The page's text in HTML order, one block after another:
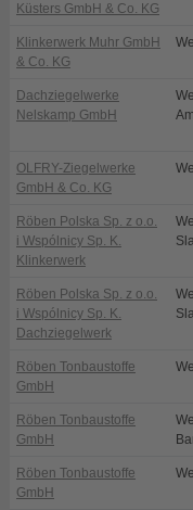
Küsters GmbH & Co. KG
Klinkerwerk Muhr GmbH
& Co. KG
Dachziegelwerke
Nelskamp GmbH
OLFRY-Ziegelwerke
GmbH & Co. KG
Röben Polska Sp. z o.o.
i Wspólnicy Sp. K.
Klinkerwerk
Röben Polska Sp. z o.o.
i Wspólnicy Sp. K.
Dachziegelwerk
Röben Tonbaustoffe
GmbH
Röben Tonbaustoffe
GmbH
Röben Tonbaustoffe
GmbH